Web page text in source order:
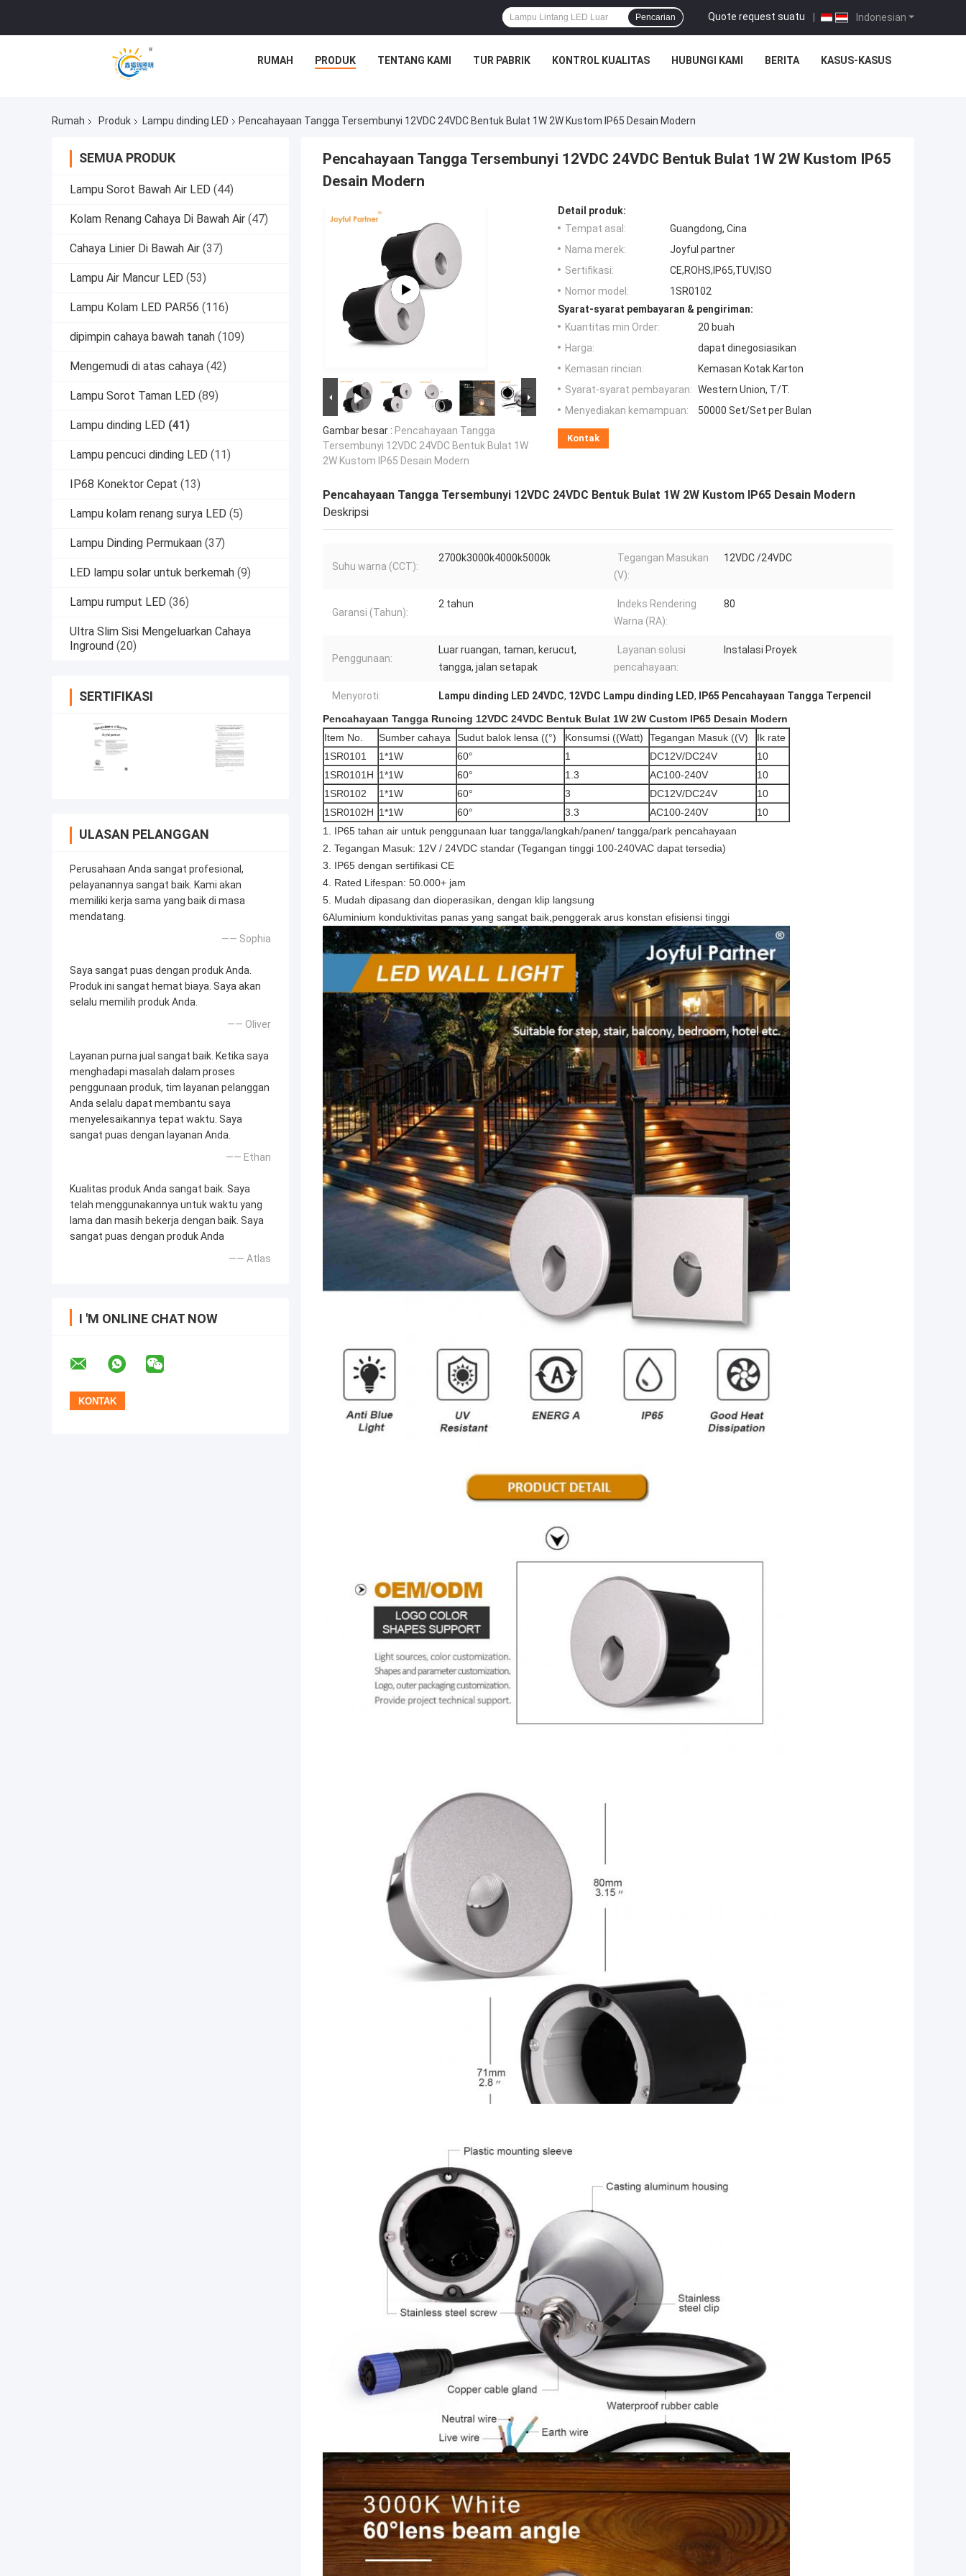
Indonesian
Quote request suatu |
Pencarian
RUMAH PRODUK TENTANG KAMI TUR PABRIK KONTROL KUALITAS HUBUNGI KAMI BERITA KASUS-KASUS
Rumah Produk Lampu dinding LED Pencahayaan Tangga Tersembunyi 12VDC 24VDC Bentuk Bulat 1W 2W Kustom IP65 Desain Modern
SEMUA PRODUK
Lampu Sorot Bawah Air LED (44)
Kolam Renang Cahaya Di Bawah Air (47)
Cahaya Linier Di Bawah Air (37)
Lampu Air Mancur LED (53)
Lampu Kolam LED PAR56 (116)
dipimpin cahaya bawah tanah (109)
Mengemudi di atas cahaya (42)
Lampu Sorot Taman LED (89)
Lampu dinding LED (41)
Lampu pencuci dinding LED (11)
IP68 Konektor Cepat (13)
Lampu kolam renang surya LED (5)
Lampu Dinding Permukaan (37)
LED lampu solar untuk berkemah (9)
Lampu rumput LED (36)
Ultra Slim Sisi Mengeluarkan Cahaya
Inground (20)
SERTIFIKASI
ULASAN PELANGGAN
Perusahaan Anda sangat profesional,
pelayanannya sangat baik. Kami akan
memiliki kerja sama yang baik di masa
mendatang.
—— Sophia
Saya sangat puas dengan produk Anda.
Produk ini sangat hemat biaya. Saya akan
selalu memilih produk Anda.
—— Oliver
Layanan purna jual sangat baik. Ketika saya
menghadapi masalah dalam proses
penggunaan produk, tim layanan pelanggan
Anda selalu dapat membantu saya
menyelesaikannya tepat waktu. Saya
sangat puas dengan layanan Anda.
—— Ethan
Kualitas produk Anda sangat baik. Saya
telah menggunakannya untuk waktu yang
lama dan masih bekerja dengan baik. Saya
sangat puas dengan produk Anda
—— Atlas
I 'M ONLINE CHAT NOW
Pencahayaan Tangga Tersembunyi 12VDC 24VDC Bentuk Bulat 1W 2W Kustom IP65
Desain Modern
Gambar besar : Pencahayaan Tangga
Tersembunyi 12VDC 24VDC Bentuk Bulat 1W
2W Kustom IP65 Desain Modern
Detail produk:
Tempat asal:
Guangdong, Cina
Nama merek:
Joyful partner
Sertifikasi:
CE,ROHS,IP65,TUV,ISO
Nomor model:
1SR0102
Syarat-syarat pembayaran & pengiriman:
Kuantitas min Order:
20 buah
Harga:
dapat dinegosiasikan
Kemasan rincian:
Kemasan Kotak Karton
Syarat-syarat pembayaran: Western Union, T/T.
Menyediakan kemampuan:
50000 Set/Set per Bulan
Kontak
Pencahayaan Tangga Tersembunyi 12VDC 24VDC Bentuk Bulat 1W 2W Kustom IP65 Desain Modern
Deskripsi
Suhu warna (CCT):
2700k3000k4000k5000k
Tegangan Masukan
(V):
12VDC /24VDC
Garansi (Tahun):
2 tahun
Indeks Rendering
Warna (RA):
80
Penggunaan:
Luar ruangan, taman, kerucut,
tangga, jalan setapak
Layanan solusi
pencahayaan:
Instalasi Proyek
Menyoroti: Lampu dinding LED 24VDC, 12VDC Lampu dinding LED,
IP65 Pencahayaan Tangga Terpencil
Pencahayaan Tangga Runcing 12VDC 24VDC Bentuk Bulat 1W 2W Custom IP65 Desain Modern
Item No.
Sumber cahaya Sudut balok lensa ((°) Konsumsi ((Watt) Tegangan Masuk ((V)
Ik rate
1SR0101
1*1W 60° 1 DC12V/DC24V
10
1SR0101H 1*1W 60° 1.3 AC100-240V
10
1SR0102
1*1W 60° 3 DC12V/DC24V
10
1SR0102H 1*1W 60° 3.3 AC100-240V
10
1. IP65 tahan air untuk penggunaan luar tangga/langkah/panen/ tangga/park pencahayaan
2. Tegangan Masuk: 12V / 24VDC standar (Tegangan tinggi 100-240VAC dapat tersedia)
3. IP65 dengan sertifikasi CE
4. Rated Lifespan: 50.000+ jam
5. Mudah dipasang dan dioperasikan, dengan klip langsung
6Aluminium konduktivitas panas yang sangat baik,penggerak arus konstan efisiensi tinggi